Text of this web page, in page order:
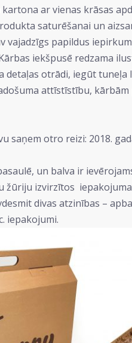
ar vienas krāsas
saturēšanai un
papildus
iekšpusē redzama
otrādi, iegūt
attīstīstību,
saņem otro reizi: 2018.
un balva ir
izvirzītos
divas atzinības –
iepakojumi.